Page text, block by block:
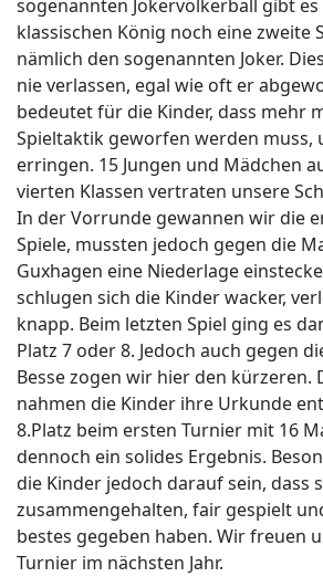
sogenannten Jokervölkerball gibt
klassischen König noch eine zweite
nämlich den sogenannten Joker.
nie verlassen, egal wie oft er
bedeutet für die Kinder, dass mehr
Spieltaktik geworfen werden muss,
erringen. 15 Jungen und Mädchen
vierten Klassen vertraten unsere
In der Vorrunde gewannen wir die
Spiele, mussten jedoch gegen die
Guxhagen eine Niederlage
schlugen sich die Kinder wacker,
knapp. Beim letzten Spiel ging es
Platz 7 oder 8. Jedoch auch gegen
Besse zogen wir hier den kürzeren.
nahmen die Kinder ihre Urkunde
8.Platz beim ersten Turnier mit 16
dennoch ein solides Ergebnis.
die Kinder jedoch darauf sein, dass
zusammengehalten, fair gespielt
bestes gegeben haben. Wir freuen
Turnier im nächsten Jahr.